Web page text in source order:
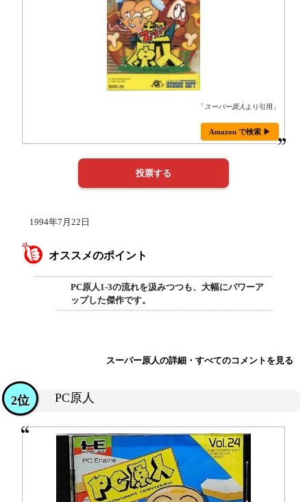
「 スーパー原人 より引用」
Amazon で検索 ▶
1994年7月22日
オススメのポイント
PC原人1-3の流れを汲みつつも、大幅にパワーア
ップした傑作です。
スーパー原人の詳細・すべてのコメントを見る
PC原人
2位